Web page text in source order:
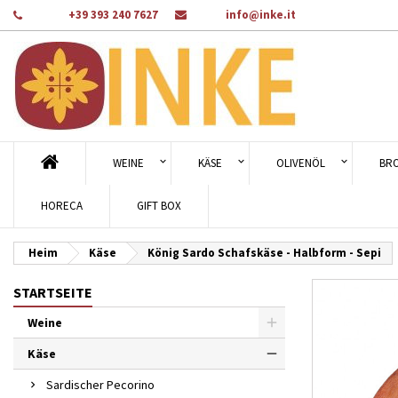
+39 393 240 7627 info@inke.it
WEINE KÄSE OLIVENÖL
HORECA GIFT BOX
Heim Käse König Sardo Schafskäse - Halbform - Sepi
STARTSEITE
Weine
Käse
Sardischer Pecorino